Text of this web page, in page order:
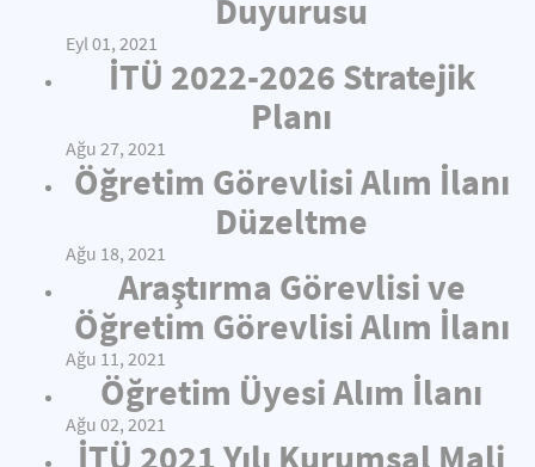
Duyurusu
Eyl 01, 2021
İTÜ 2022-2026 Stratejik
Planı
Ağu 27, 2021
Öğretim Görevlisi Alım İlanı
Düzeltme
Ağu 18, 2021
Araştırma Görevlisi ve
Öğretim Görevlisi Alım İlanı
Ağu 11, 2021
Öğretim Üyesi Alım İlanı
Ağu 02, 2021
İTÜ 2021 Yılı Kurumsal Mali